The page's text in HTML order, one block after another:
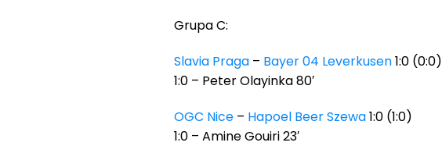
Grupa C:
Slavia Praga – Bayer 04 Leverkusen1:0 (0:0)
1:0 – Peter Olayinka 80′
OGC Nice – Hapoel Beer Szewa1:0 (1:0)
1:0 – Amine Gouiri 23′